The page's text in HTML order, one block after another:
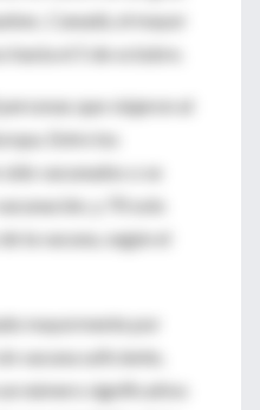
Canadá, el mayor
hasta el 5 de octubre.
que viajaron al
Entre los
vacunados o se
y 70 solo
la vacuna, según el
mayormente por
vacuna suficiente,
número significativo